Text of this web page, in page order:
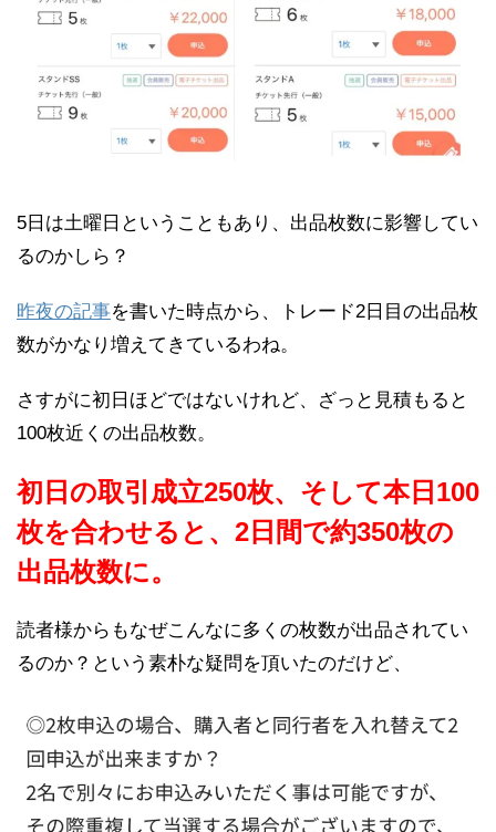
5日は土曜日ということもあり、出品枚数に影響してい
るのかしら？
昨夜の記事を書いた時点から、トレード2日目の出品枚
数がかなり増えてきているわね。
さすがに初日ほどではないけれど、ざっと見積もると
100枚近くの出品枚数。
初日の取引成立250枚、そして本日100
枚を合わせると、2日間で約350枚の
出品枚数に。
読者様からもなぜこんなに多くの枚数が出品されてい
るのか？という素朴な疑問を頂いたのだけど、